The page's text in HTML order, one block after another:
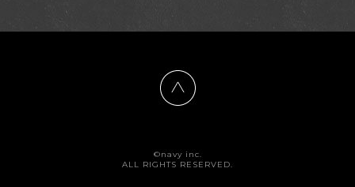
©navy inc.
ALL RIGHTS RESERVED.